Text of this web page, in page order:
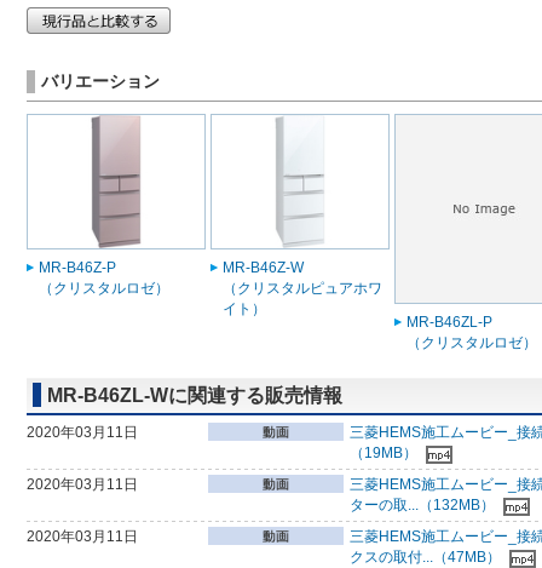
バリエーション
MR-B46Z-P
（クリスタルロゼ）
MR-B46Z-W
（クリスタルピュアホワ
イト）
MR-B46ZL-P
（クリスタルロゼ）
MR-B46ZL-Wに関連する販売情報
2020年03月11日
三菱HEMS施工ムービー_接
（19MB）
2020年03月11日
三菱HEMS施工ムービー_接
ターの取...（132MB）
2020年03月11日
三菱HEMS施工ムービー_接
クスの取付...（47MB）